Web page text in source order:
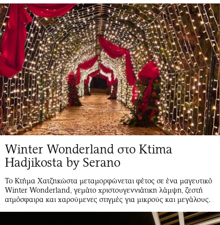
Winter Wonderland στο Ktima
Hadjikosta by Serano
Το Κτήμα Χατζηκώστα μεταμορφώνεται φέτος σε ένα μαγευτικό
Winter Wonderland, γεμάτο χριστουγεννιάτικη λάμψη, ζεστή
ατμόσφαιρα και χαρούμενες στιγμές για μικρούς και μεγάλους.